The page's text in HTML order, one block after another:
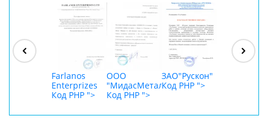
Farlanos
Enterprizes
Код PHP ">
ООО
"МидасМеталлАрт"
Код PHP ">
ЗАО"Рускон"
Код PHP ">